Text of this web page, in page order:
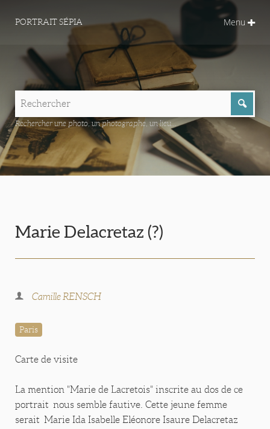
PORTRAIT SÉPIA Menu
Rechercher une photo, un photographe, un lieu...
Marie Delacretaz (?)
Camille RENSCH
Paris
Carte de visite
La mention "Marie de Lacretois" inscrite au dos de ce
portrait nous semble fautive. Cette jeune femme
serait Marie Ida Isabelle Eléonore Isaure Delacretaz